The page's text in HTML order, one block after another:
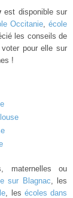
est disponible sur
Occitanie,école
les conseils de
pour elle sur
!
maternelles ou
sur Blagnac, les
, les écoles dans